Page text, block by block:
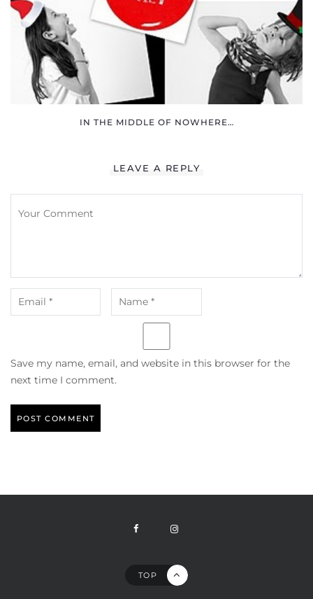
IN THE MIDDLE OF NOWHERE…
LEAVE A REPLY
Save my name, email, and website in this browser for the
next time I comment.
TOP